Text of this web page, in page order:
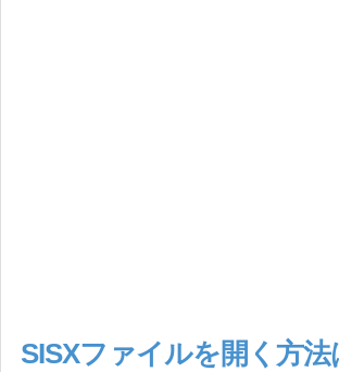
SISXファイルを開く方法